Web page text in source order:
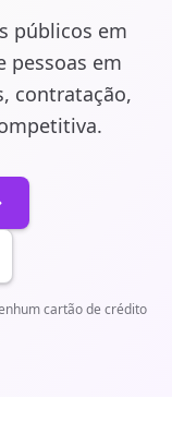
públicos em
pessoas em
contratação,
cartão de crédito